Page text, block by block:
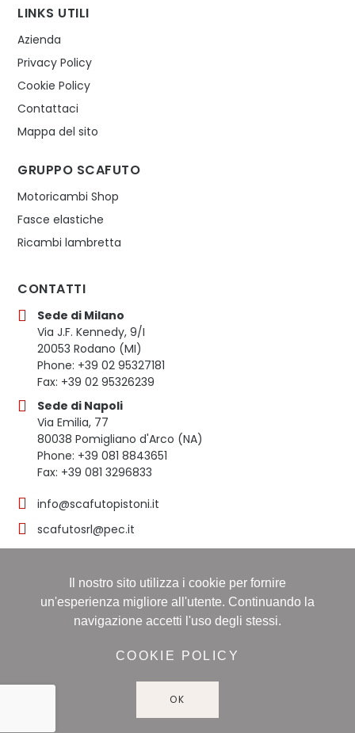
LINKS UTILI
Azienda
Privacy Policy
Cookie Policy
Contattaci
Mappa del sito
GRUPPO SCAFUTO
Motoricambi Shop
Fasce elastiche
Ricambi lambretta
CONTATTI
Sede di Milano
Via J.F. Kennedy, 9/I
20053 Rodano (MI)
Phone: +39 02 95327181
Fax: +39 02 95326239
Sede di Napoli
Via Emilia, 77
80038 Pomigliano d'Arco (NA)
Phone: +39 081 8843651
Fax: +39 081 3296833
info@scafutopistoni.it
scafutosrl@pec.it
© 2023 SCAFUTO S.R.L. | TUTTI I DIRITTI RISERVATI | P.
IVA 03536691219
16/11/1998, Numero REA: NA-608490 - Capitale sociale:
60.000,00 i.v
Il nostro sito utilizza i cookie per fornire
un'esperienza migliore all'utente. Continuando la
navigazione accetti l'uso degli stessi.
COOKIE POLICY
OK